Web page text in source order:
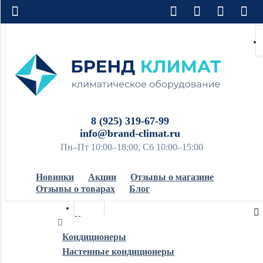
8 (925) 319-67-99
info@brand-climat.ru
Пн–Пт 10:00–18:00, Сб 10:00–15:00
Новинки Акции
Отзывы о магазине
Отзывы о товарах
Блог
Кондиционеры
Обогреватели
Кондиционеры
Настенные кондиционеры